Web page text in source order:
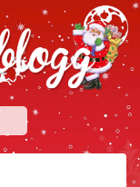
julkalendrar,
julrecept!